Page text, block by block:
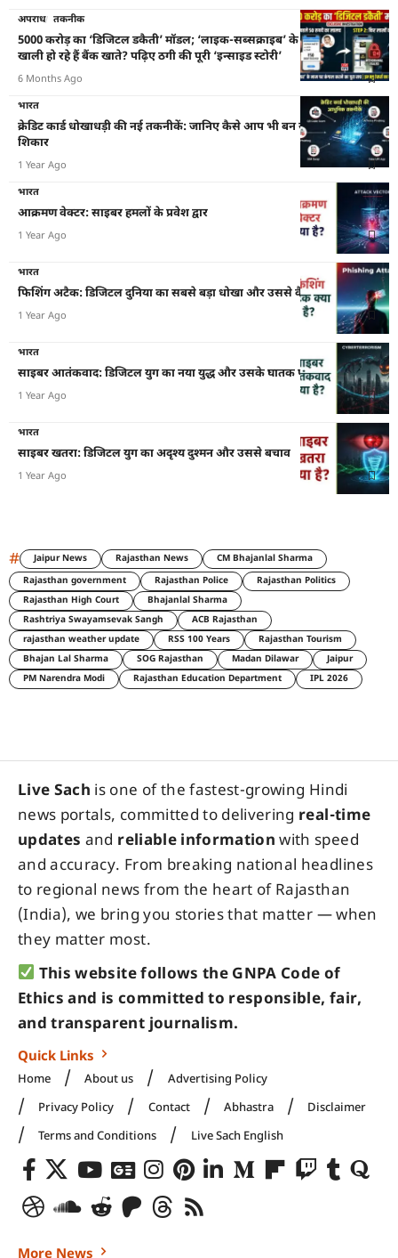
अपराध तकनीक
5000 करोड़ का ‘डिजिटल डकैती’ मॉडल; ‘लाइक-सब्सक्राइब’ के नाम पर कैसे
खाली हो रहे हैं बैंक खाते? पढ़िए ठगी की पूरी ‘इन्साइड स्टोरी’
6 Months Ago
भारत
क्रेडिट कार्ड धोखाधड़ी की नई तकनीकें: जानिए कैसे आप भी बन सकते हैं अगला
शिकार
1 Year Ago
भारत
आक्रमण वेक्टर: साइबर हमलों के प्रवेश द्वार
1 Year Ago
भारत
फिशिंग अटैक: डिजिटल दुनिया का सबसे बड़ा धोखा और उससे कैसे बचें
1 Year Ago
भारत
साइबर आतंकवाद: डिजिटल युग का नया युद्ध और उसके घातक परिणाम
1 Year Ago
भारत
साइबर खतरा: डिजिटल युग का अदृश्य दुश्मन और उससे बचाव
1 Year Ago
# Jaipur News Rajasthan News
CM Bhajanlal Sharma
Rajasthan government
Rajasthan Police
Rajasthan Politics
Rajasthan High Court
Bhajanlal Sharma
Rashtriya Swayamsevak Sangh
ACB Rajasthan
rajasthan weather update
RSS 100 Years
Rajasthan Tourism
Bhajan Lal Sharma
SOG Rajasthan Madan Dilawar
Jaipur
PM Narendra Modi
Rajasthan Education Department IPL 2026
Live Sach is one of the fastest-growing Hindi
news portals, committed to delivering real-time
updates and reliable information with speed
and accuracy. From breaking national headlines
to regional news from the heart of Rajasthan
(India), we bring you stories that matter — when
they matter most.
This website follows the GNPA Code of
Ethics and is committed to responsible, fair,
and transparent journalism.
Quick Links
Home About us
Advertising Policy
Privacy Policy
Contact Abhastra
Disclaimer
Terms and Conditions
Live Sach English
More News